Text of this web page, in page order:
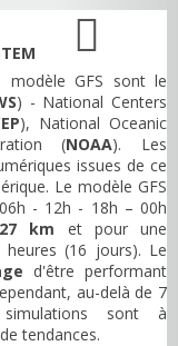
modèle GFS sont le
) - National Centers
), National Oceanic
(NOAA). Les
issues de ce
Le modèle GFS
06h - 12h - 18h – 00h
27 km et pour une
(16 jours). Le
d'être performant
au-delà de 7
sont à
tendances.